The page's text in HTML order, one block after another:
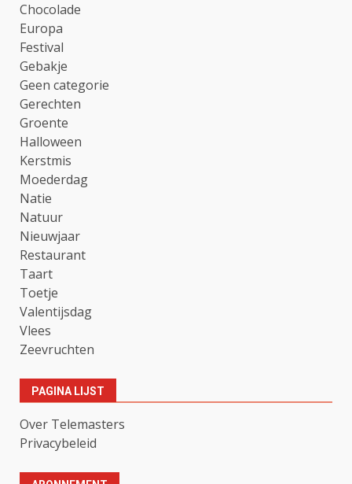
Chocolade
Europa
Festival
Gebakje
Geen categorie
Gerechten
Groente
Halloween
Kerstmis
Moederdag
Natie
Natuur
Nieuwjaar
Restaurant
Taart
Toetje
Valentijsdag
Vlees
Zeevruchten
PAGINA LIJST
Over Telemasters
Privacybeleid